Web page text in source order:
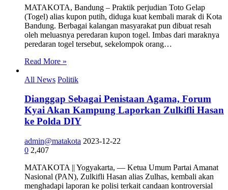
MATAKOTA, Bandung – Praktik perjudian Toto Gelap
(Togel) alias kupon putih, diduga kuat kembali marak di Kota
Bandung. Berbagai kalangan masyarakat pun dibuat resah
oleh meluasnya peredaran kupon togel. Imbas dari maraknya
peredaran togel tersebut, sekelompok orang…
Read More »
All News Politik
Dianggap Sebagai Penistaan Agama, Forum
Kyai Akan Kampung Laporkan Zulkifli Hasan
ke Polda DIY
admin@matakota 2023-12-22
0 2,407
MATAKOTA || Yogyakarta, — Ketua Umum Partai Amanat
Nasional (PAN), Zulkifli Hasan alias Zulhas, kembali akan
menghadapi laporan ke polisi terkait candaan kontroversial